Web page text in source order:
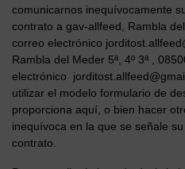
comunicarnos inequívocamente
contrato a gav-allfeed, Rambla del
correo electrónico
Rambla del Meder 5ª, 4º 3ª ,
electrónico
utilizar el modelo formulario de
proporciona aquí, o bien hacer
inequívoca en la que se señale
contrato.